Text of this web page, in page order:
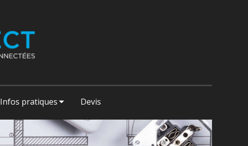
Infos pratiques Devis